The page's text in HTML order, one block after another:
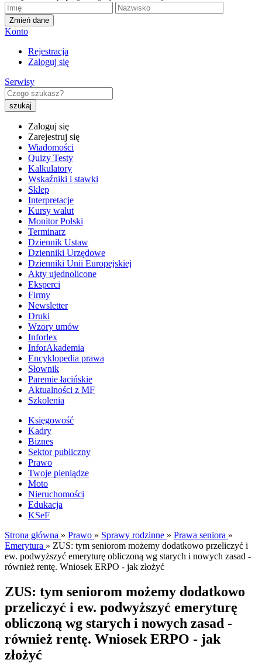
Zmień dane
Konto
Rejestracja
Zaloguj się
Serwisy
Zaloguj się
Zarejestruj się
Wiadomości
Quizy Testy
Kalkulatory
Wskaźniki i stawki
Sklep
Interpretacje
Kursy walut
Monitor Polski
Terminarz
Dziennik Ustaw
Dzienniki Urzędowe
Dzienniki Unii Europejskiej
Akty ujednolicone
Eksperci
Firmy
Newsletter
Druki
Wzory umów
Inforlex
InforAkademia
Encyklopedia prawa
Słownik
Paremie łacińskie
Aktualności z MF
Szkolenia
Księgowość
Kadry
Biznes
Sektor publiczny
Prawo
Twoje pieniądze
Moto
Nieruchomości
Edukacja
KSeF
Strona główna » Prawo » Sprawy rodzinne » Prawa seniora »
Emerytura » ZUS: tym seniorom możemy dodatkowo przeliczyć i
ew. podwyższyć emeryturę obliczoną wg starych i nowych zasad -
również rentę. Wniosek ERPO - jak złożyć
ZUS: tym seniorom możemy dodatkowo
przeliczyć i ew. podwyższyć emeryturę
obliczoną wg starych i nowych zasad -
również rentę. Wniosek ERPO - jak
złożyć